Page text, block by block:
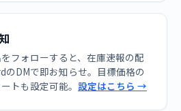
フォローすると、在庫速報の配
のDMで即お知らせ。目標価格の
トも設定可能。 設定はこちら →